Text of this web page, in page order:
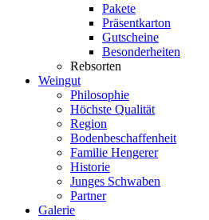
Pakete
Präsentkarton
Gutscheine
Besonderheiten
Rebsorten
Weingut
Philosophie
Höchste Qualität
Region
Bodenbeschaffenheit
Familie Hengerer
Historie
Junges Schwaben
Partner
Galerie